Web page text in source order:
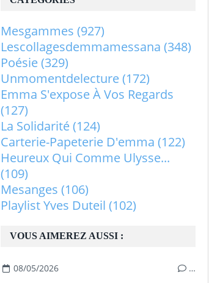
VOUS AIMEREZ AUSSI :
08/05/2026 …
Mesgammes (927)
Lescollagesdemmamessana (348)
Poésie(329)
Unmomentdelecture(172)
Emma S'expose À Vos Regards
(127)
La Solidarité(124)
Carterie-Papeterie D'emma (122)
Heureux Qui Comme Ulysse...
(109)
Mesanges (106)
Playlist Yves Duteil (102)